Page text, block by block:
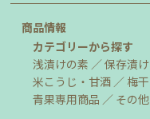
商品情報
カテゴリーから探す
浅漬けの素
保存漬
米こうじ・甘酒
梅
青果専用商品
その